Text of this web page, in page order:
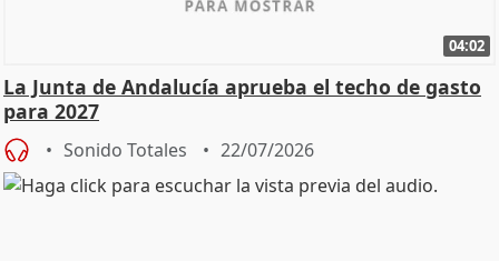
04:02
La Junta de Andalucía aprueba el techo de gasto
para 2027
Sonido Totales 22/07/2026